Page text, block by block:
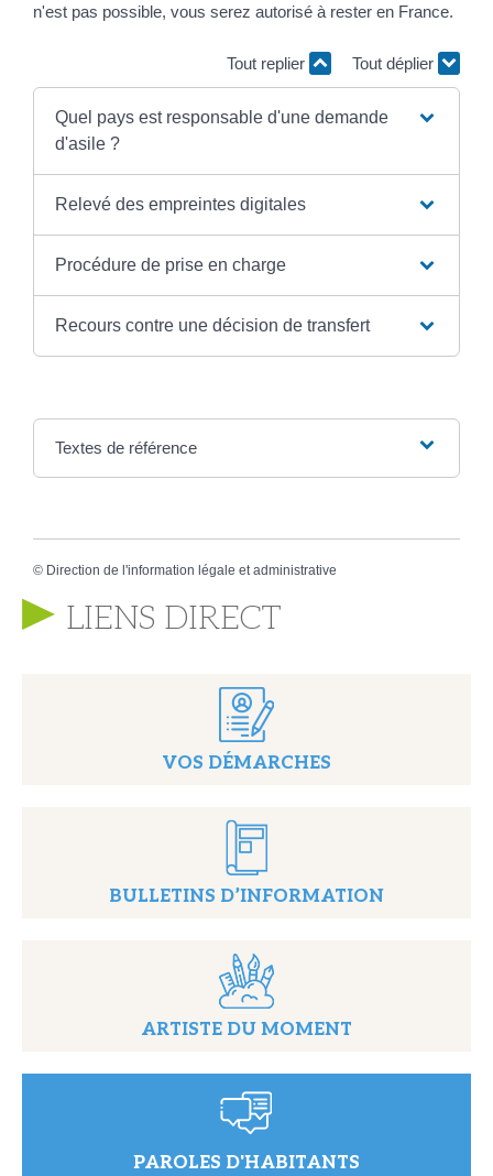
n'est pas possible, vous serez autorisé à rester en France.
Tout replier Tout déplier
Quel pays est responsable d'une demande
d'asile ?
Relevé des empreintes digitales
Procédure de prise en charge
Recours contre une décision de transfert
Textes de référence
© Direction de l'information légale et administrative
LIENS DIRECT
VOS DÉMARCHES
BULLETINS D’INFORMATION
ARTISTE DU MOMENT
PAROLES D'HABITANTS